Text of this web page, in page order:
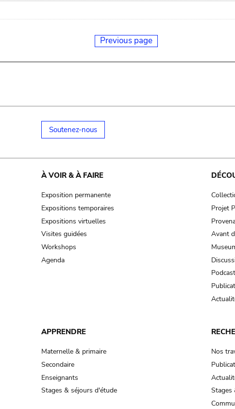
Previous page
Soutenez-nous
À VOIR & À FAIRE
Exposition permanente
Expositions temporaires
Expositions virtuelles
Visites guidées
Workshops
Agenda
Projet
Avant
APPRENDRE
Maternelle & primaire
Secondaire
Enseignants
Stages & séjours d'étude
Nos
Stages